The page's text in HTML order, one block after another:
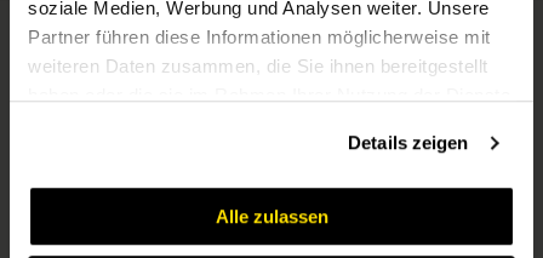
soziale Medien, Werbung und Analysen weiter. Unsere
Partner führen diese Informationen möglicherweise mit
weiteren Daten zusammen, die Sie ihnen bereitgestellt
Details zeigen
Alle zulassen